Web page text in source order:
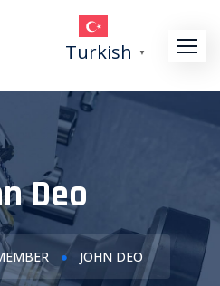
Turkish ▼
Deo
JOHN DEO